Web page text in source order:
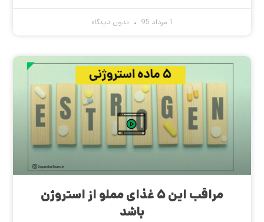
1 مرداد 95 بدون دیدگاه
مراقب این ۵ غذای مملو از استروژن
باشد